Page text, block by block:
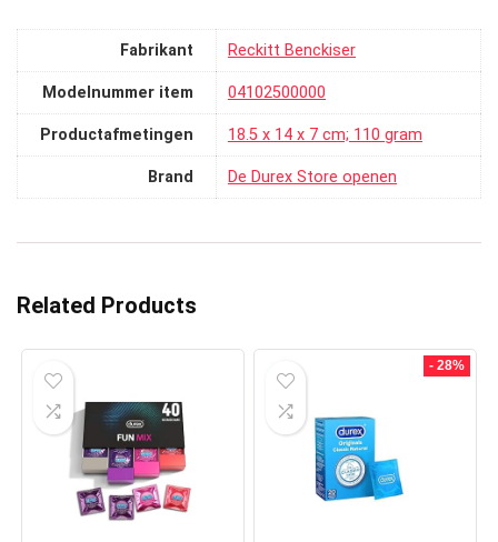
Fabrikant ‎Reckitt Benckiser
Modelnummer item ‎04102500000
Productafmetingen ‎18.5 x 14 x 7 cm; 110 gram
Brand De Durex Store openen
Related Products
- 28%